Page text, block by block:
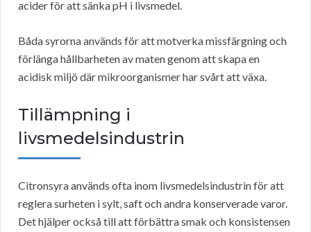
acider för att sänka pH i livsmedel.
Båda syrorna används för att motverka missfärgning och
förlänga hållbarheten av maten genom att skapa en
acidisk miljö där mikroorganismer har svårt att växa.
Tillämpning i
livsmedelsindustrin
Citronsyra används ofta inom livsmedelsindustrin för att
reglera surheten i sylt, saft och andra konserverade varor.
Det hjälper också till att förbättra smak och konsistensen